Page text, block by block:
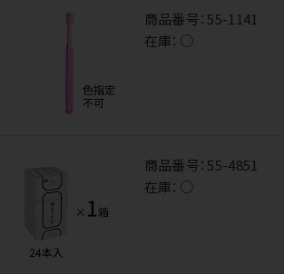
商品番号：55-1141
在庫： ○
商品番号：55-4851
在庫： ○